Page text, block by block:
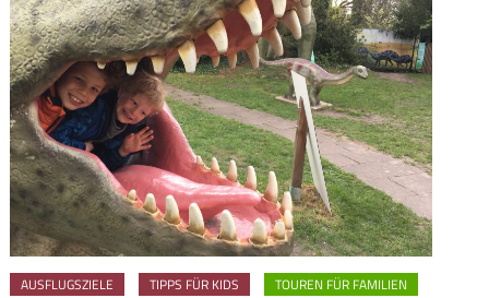
AUSFLUGSZIELE TIPPS FÜR KIDS TOUREN FÜR FAMILIEN